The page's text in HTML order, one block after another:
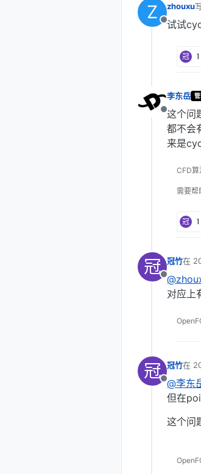
    }
    }
    {
    }
    {
    }
    }
    {
Z
离线
zhouxu
试试
冠
离线
李东岳
这个问
都不会
来是
CFD算
需要帮
冠
冠
离线
冠竹在
最后
对应上
冠
离线
冠竹在
最后
@李东
但在
这个问